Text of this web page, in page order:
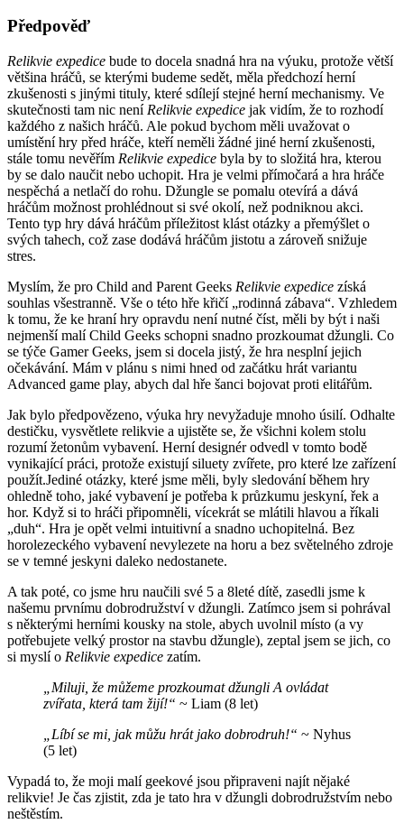
Předpověď
Relikvie expedice bude to docela snadná hra na výuku, protože větší
většina hráčů, se kterými budeme sedět, měla předchozí herní
zkušenosti s jinými tituly, které sdílejí stejné herní mechanismy. Ve
skutečnosti tam nic není Relikvie expedice jak vidím, že to rozhodí
každého z našich hráčů. Ale pokud bychom měli uvažovat o
umístění hry před hráče, kteří neměli žádné jiné herní zkušenosti,
stále tomu nevěřím Relikvie expedice byla by to složitá hra, kterou
by se dalo naučit nebo uchopit. Hra je velmi přímočará a hra hráče
nespěchá a netlačí do rohu. Džungle se pomalu otevírá a dává
hráčům možnost prohlédnout si své okolí, než podniknou akci.
Tento typ hry dává hráčům příležitost klást otázky a přemýšlet o
svých tahech, což zase dodává hráčům jistotu a zároveň snižuje
stres.
Myslím, že pro Child and Parent Geeks Relikvie expedice získá
souhlas všestranně. Vše o této hře křičí „rodinná zábava“. Vzhledem
k tomu, že ke hraní hry opravdu není nutné číst, měli by být i naši
nejmenší malí Child Geeks schopni snadno prozkoumat džungli. Co
se týče Gamer Geeks, jsem si docela jistý, že hra nesplní jejich
očekávání. Mám v plánu s nimi hned od začátku hrát variantu
Advanced game play, abych dal hře šanci bojovat proti elitářům.
Jak bylo předpovězeno, výuka hry nevyžaduje mnoho úsilí. Odhalte
destičku, vysvětlete relikvie a ujistěte se, že všichni kolem stolu
rozumí žetonům vybavení. Herní designér odvedl v tomto bodě
vynikající práci, protože existují siluety zvířete, pro které lze zařízení
použít.Jediné otázky, které jsme měli, byly sledování během hry
ohledně toho, jaké vybavení je potřeba k průzkumu jeskyní, řek a
hor. Když si to hráči připomněli, vícekrát se mlátili hlavou a říkali
„duh“. Hra je opět velmi intuitivní a snadno uchopitelná. Bez
horolezeckého vybavení nevylezete na horu a bez světelného zdroje
se v temné jeskyni daleko nedostanete.
A tak poté, co jsme hru naučili své 5 a 8leté dítě, zasedli jsme k
našemu prvnímu dobrodružství v džungli. Zatímco jsem si pohrával
s některými herními kousky na stole, abych uvolnil místo (a vy
potřebujete velký prostor na stavbu džungle), zeptal jsem se jich, co
si myslí o Relikvie expedice zatím.
„Miluji, že můžeme prozkoumat džungli A ovládat
zvířata, která tam žijí!“ ~ Liam (8 let)
„Líbí se mi, jak můžu hrát jako dobrodruh!“ ~ Nyhus
(5 let)
Vypadá to, že moji malí geekové jsou připraveni najít nějaké
relikvie! Je čas zjistit, zda je tato hra v džungli dobrodružstvím nebo
neštěstím.